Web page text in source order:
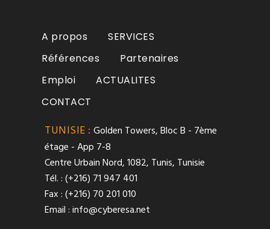
A propos
SERVICES
Références
Partenaires
Emploi
ACTUALITES
CONTACT
TUNISIE : Golden Towers, Bloc B - 7ème
étage - App 7-8
Centre Urbain Nord, 1082, Tunis, Tunisie
Tél. : (+216) 71 947 401
Fax : (+216) 70 201 010
Email :info@cyberesa.net